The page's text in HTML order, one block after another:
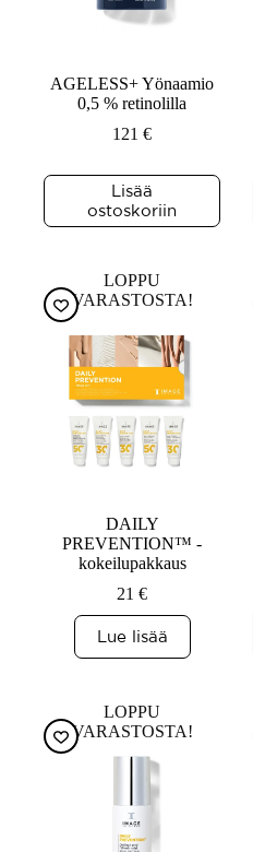
AGELESS+ Yönaamio
0,5 % retinolilla
121€
Lisää
ostoskoriin
LOPPU
VARASTOSTA!
DAILY
PREVENTION™ -
kokeilupakkaus
21€
Lue lisää
LOPPU
VARASTOSTA!